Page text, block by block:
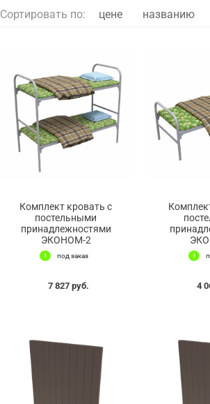
Сортировать по: цене названию
Комплект кровать с
постельными
принадлежностями
ЭКОНОМ-2
под заказ
7 827 руб. 4